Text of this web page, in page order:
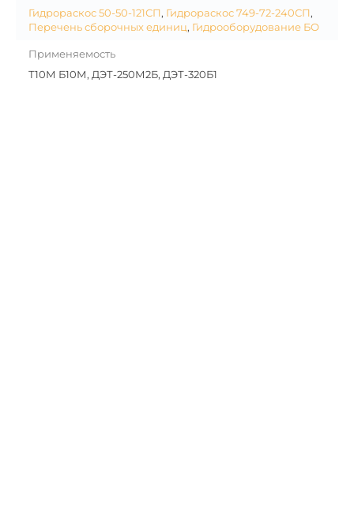
Гидрораскос 50-50-121СП, Гидрораскос 749-72-240СП,
Перечень сборочных единиц, Гидрооборудование БО
Применяемость
Т10М Б10М, ДЭТ-250М2Б, ДЭТ-320Б1